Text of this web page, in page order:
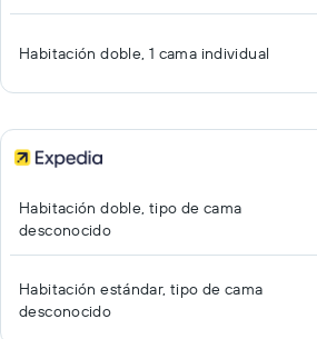
Habitación doble, 1 cama individual
Habitación doble, tipo de cama
desconocido
Habitación estándar, tipo de cama
desconocido